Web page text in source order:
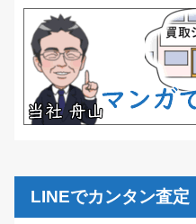
LINEでカンタン査定